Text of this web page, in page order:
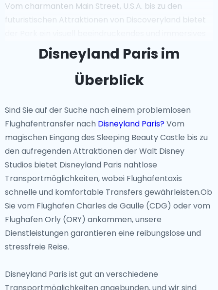
Vom charmanten Main Street, U.S.A. bis zu den
futuristischen Attraktionen von Discoveryland bietet
Erlebnis für alle Altersgruppen.
Sehenswerte Attraktionen
treffen, die aufregenden Fahrgeschäfte von
Adventureland zu erkunden oder in die Welt von
Ratatouille im Walt Disney Studios Park einzutauchen,
Disneyland Paris steckt voller unvergesslicher
Momente. Besucher können auch exklusive Disney-
Merchandise kaufen und thematische kulinarische
Erlebnisse genießen, die geliebte Geschichten zum
Leben erwecken.
Versteckte Schätze und besondere Erlebnisse
Jenseits der Hauptattraktionen hat Disneyland Paris
werden.Machen Sie einen friedlichen Spaziergang
Disneyland Paris im
Überblick
Sind Sie auf der Suche nach einem problemlosen
Flughafentransfer nach Disneyland Paris?Vom
magischen Eingang des Sleeping Beauty Castle bis zu
den aufregenden Attraktionen der Walt Disney
Studios bietet Disneyland Paris nahtlose
Transportmöglichkeiten, wobei Flughafentaxis
schnelle und komfortable Transfers gewährleisten.Ob
Sie vom Flughafen Charles de Gaulle (CDG) oder vom
Flughafen Orly (ORY) ankommen, unsere
Dienstleistungen garantieren eine reibungslose und
stressfreie Reise.
Disneyland Paris ist gut an verschiedene